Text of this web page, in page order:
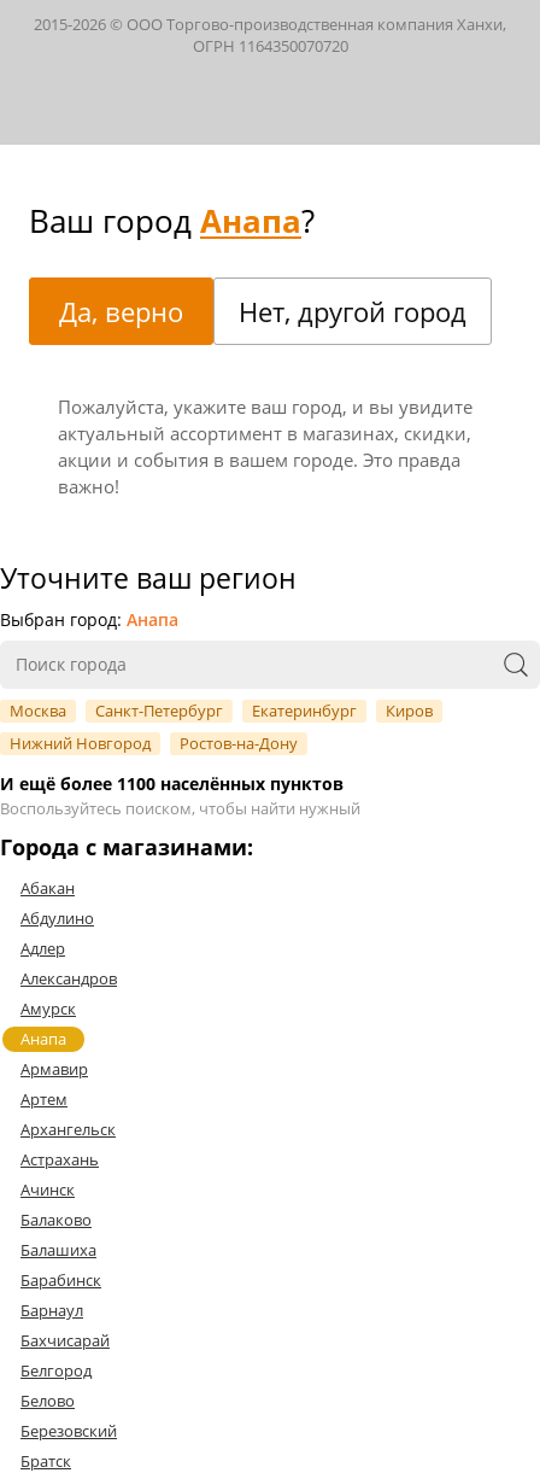
2015-2026© ООО Торгово-производственная компания Ханхи,
ОГРН 1164350070720
Ваш городАнапа?
Да, верно Нет, другой город
Пожалуйста, укажите ваш город, и вы увидите
актуальный ассортимент в магазинах, скидки,
акции и события в вашем городе. Это правда
важно!
Уточните ваш регион
Выбран город: Анапа
Москва Санкт-Петербург Екатеринбург
Киров
Нижний Новгород
Ростов-на-Дону
И ещё более 1100 населённых пунктов
Воспользуйтесь поиском, чтобы найти нужный
Города с магазинами:
Абакан
Абдулино
Адлер
Александров
Амурск
Анапа
Армавир
Артем
Архангельск
Астрахань
Ачинск
Балаково
Балашиха
Барабинск
Барнаул
Бахчисарай
Белгород
Белово
Березовский
Братск